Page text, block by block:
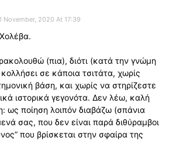
1 November, 2020 At 17:39
(πια), διότι (κατά την γνώμη
σε κάποια τσιτάτα, χωρίς
βάση, και χωρίς να στηρίζεστε
ιστορικά γεγονότα. Δεν λέω, καλή
ως ποίηση λοιπόν διαβάζω (σπάνια
σας, που δεν είναι παρά διθύραμβοι
που βρίσκεται στην σφαίρα της